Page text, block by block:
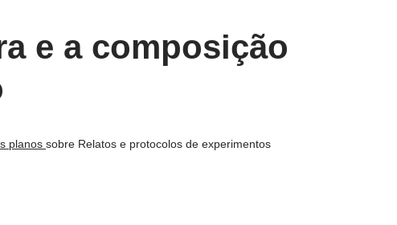
e a composição
planos sobre Relatos e protocolos de experimentos